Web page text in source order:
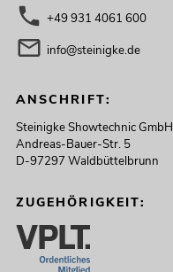
+49 931 4061 600
info@steinigke.de
ANSCHRIFT:
Steinigke Showtechnic GmbH
Andreas-Bauer-Str. 5
D-97297 Waldbüttelbrunn
ZUGEHÖRIGKEIT: